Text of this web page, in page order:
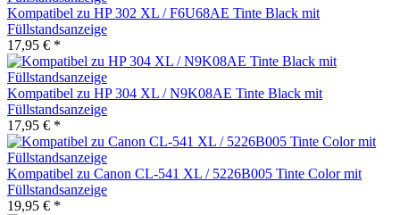
Kompatibel zu HP 302 XL / F6U68AE Tinte Black mit
Füllstandsanzeige
17,95 € *
Kompatibel zu HP 304 XL / N9K08AE Tinte Black mit
Füllstandsanzeige
17,95 € *
Kompatibel zu Canon CL-541 XL / 5226B005 Tinte Color mit
Füllstandsanzeige
19,95 € *